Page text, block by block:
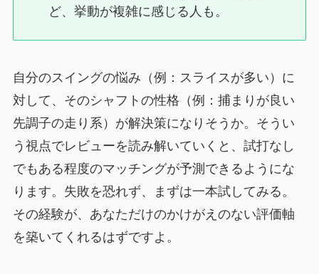
ど、挙動が複雑に感じる人も。
自分のスイングの悩み（例：スライスが多い）に
対して、そのシャフトの性格（例：捕まりが良い
先調子の走り系）が解決策になりそうか。そうい
う視点でレビューを読み解いていくと、試打なし
でもある程度のマッチングが予測できるようにな
ります。失敗を恐れず、まずは一本試してみる。
その経験が、あなただけのかけがえのない評価軸
を築いてくれるはずですよ。